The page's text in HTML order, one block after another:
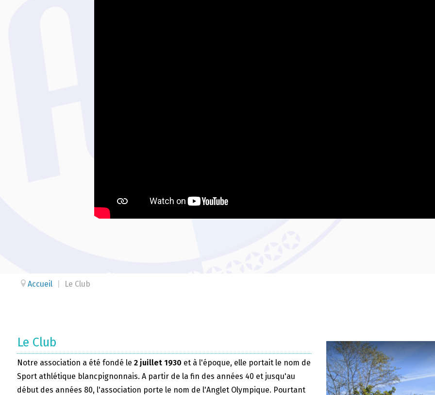
Accueil Le Club
Le Club
Notre association a été fondé le 2 juillet 1930 et à l'époque, elle portait le nom de
Sport athlétique blancpignonnais. A partir de la fin des années 40 et jusqu'au
début des années 80, l'association porte le nom de l'Anglet Olympique. Pourtant